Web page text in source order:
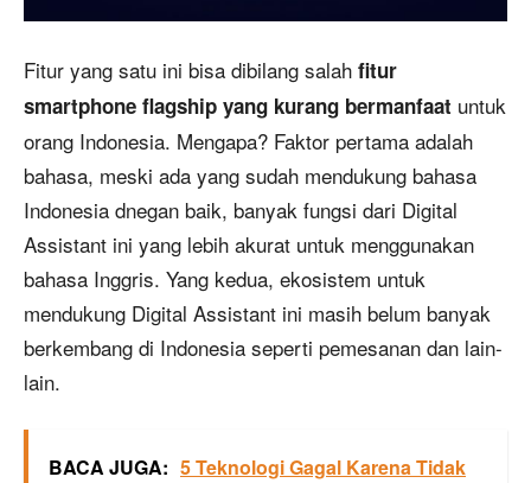
Fitur yang satu ini bisa dibilang salah fitur
smartphone flagship yang kurang bermanfaat untuk
orang Indonesia. Mengapa? Faktor pertama adalah
bahasa, meski ada yang sudah mendukung bahasa
Indonesia dnegan baik, banyak fungsi dari Digital
Assistant ini yang lebih akurat untuk menggunakan
bahasa Inggris. Yang kedua, ekosistem untuk
mendukung Digital Assistant ini masih belum banyak
berkembang di Indonesia seperti pemesanan dan lain-
lain.
BACA JUGA: 5 Teknologi Gagal Karena Tidak